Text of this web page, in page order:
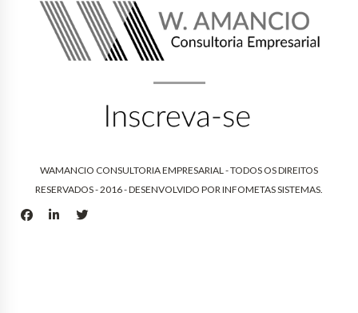
WAMANCIO CONSULTORIA EMPRESARIAL - TODOS OS DIREITOS
RESERVADOS - 2016 - DESENVOLVIDO POR INFOMETAS SISTEMAS